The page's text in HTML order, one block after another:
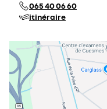
065 40 06 60
itinéraire